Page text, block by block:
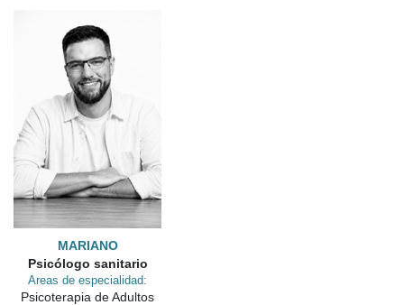
MARIANO
Psicólogo sanitario
Areas de especialidad:
Psicoterapia de Adultos